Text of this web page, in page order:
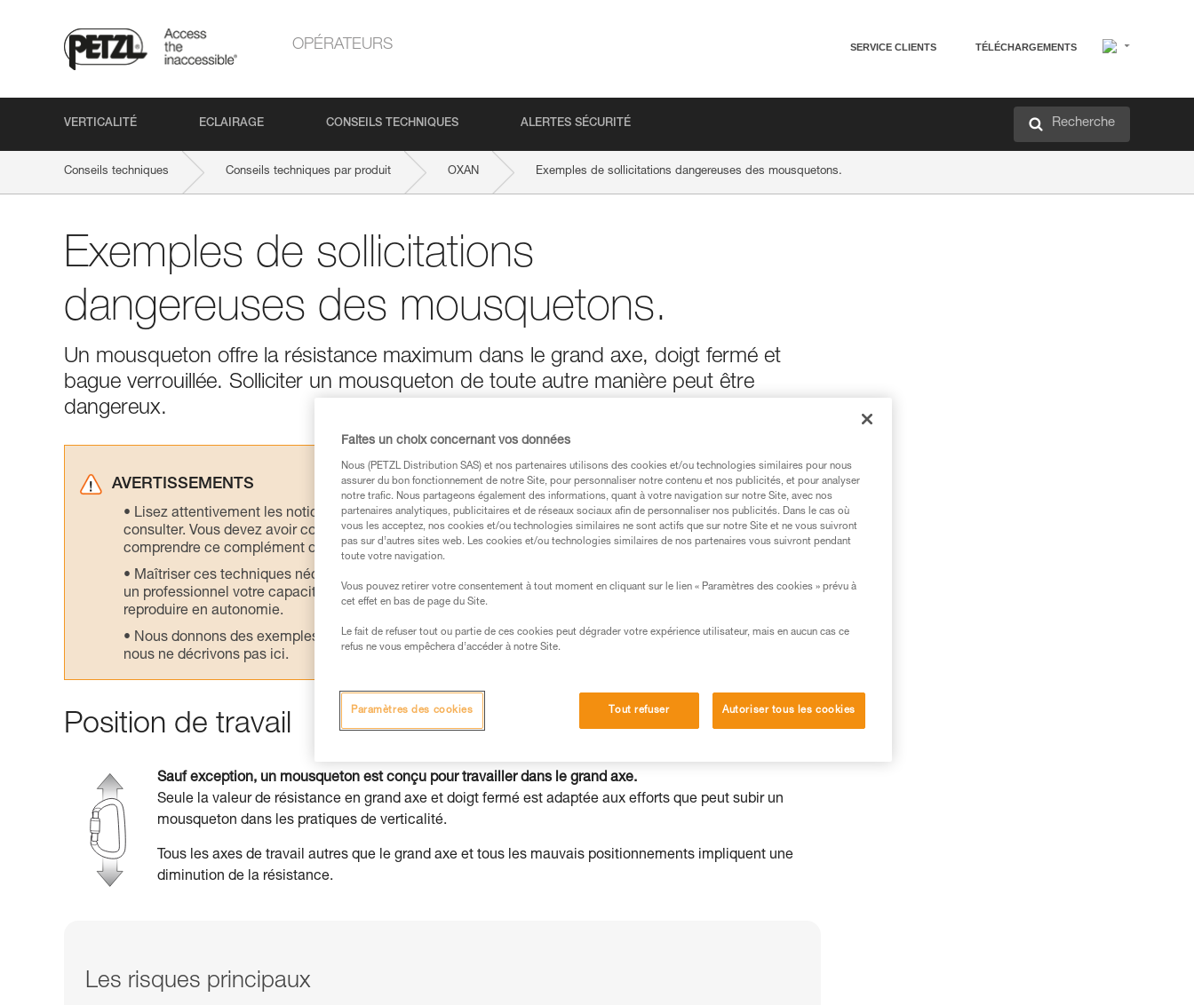
OPÉRATEURS SERVICE CLIENTS TÉLÉCHARGEMENTS
VERTICALITÉ ECLAIRAGE CONSEILS TECHNIQUES ALERTES SÉCURITÉ Recherche
Conseils techniques Conseils techniques par produit OXAN Exemples de sollicitations dangereuses des mousquetons.
Exemples de sollicitations
dangereuses des mousquetons.
Un mousqueton offre la résistance maximum dans le grand axe, doigt fermé et
bague verrouillée. Solliciter un mousqueton de toute autre manière peut être
dangereux.
AVERTISSEMENTS
Lisez attentivement les notices techniques des produits utilisés dans ce conseil avant de le
consulter. Vous devez avoir compris les informations de la notice technique pour pouvoir
comprendre ce complément d’informations.
Maîtriser ces techniques nécessite une formation et un entraînement spécifique. Validez avec
un professionnel votre capacité à refaire la manipulation, seul, en toute sécurité, avant de la
reproduire en autonomie.
Nous donnons des exemples de techniques liées à votre activité. Il peut en exister d’autres que
nous ne décrivons pas ici.
Position de travail
Sauf exception, un mousqueton est conçu pour travailler dans le grand axe.
Seule la valeur de résistance en grand axe et doigt fermé est adaptée aux efforts que peut subir un
mousqueton dans les pratiques de verticalité.
Tous les axes de travail autres que le grand axe et tous les mauvais positionnements impliquent une
diminution de la résistance.
Les risques principaux
Faites un choix concernant vos données
Nous (PETZL Distribution SAS) et nos partenaires utilisons des cookies et/ou technologies similaires pour nous
assurer du bon fonctionnement de notre Site, pour personnaliser notre contenu et nos publicités, et pour analyser
notre trafic. Nous partageons également des informations, quant à votre navigation sur notre Site, avec nos
partenaires analytiques, publicitaires et de réseaux sociaux afin de personnaliser nos publicités. Dans le cas où
vous les acceptez, nos cookies et/ou technologies similaires ne sont actifs que sur notre Site et ne vous suivront
pas sur d’autres sites web. Les cookies et/ou technologies similaires de nos partenaires vous suivront pendant
toute votre navigation.
Vous pouvez retirer votre consentement à tout moment en cliquant sur le lien « Paramètres des cookies » prévu à
cet effet en bas de page du Site.
Le fait de refuser tout ou partie de ces cookies peut dégrader votre expérience utilisateur, mais en aucun cas ce
refus ne vous empêchera d’accéder à notre Site.
Tout refuser Autoriser tous les cookies
Paramètres des cookies